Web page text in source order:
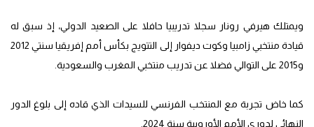
ويمتلك هيرفي رونار سجلا تدريبيا حافلا على الصعيد الدولي، إذ سبق له
قيادة منتخبي زامبيا وكوت ديفوار إلى التتويج بكأس أمم إفريقيا سنتي 2012
و2015 على التوالي فضلا عن تدريب منتخبي المغرب والسعودية.
كما خاض تجربة مع المنتخب الفرنسي للسيدات الذي قاده إلى بلوغ الدور
النهائي لدوري الأمم الأوروبية سنة 2024.